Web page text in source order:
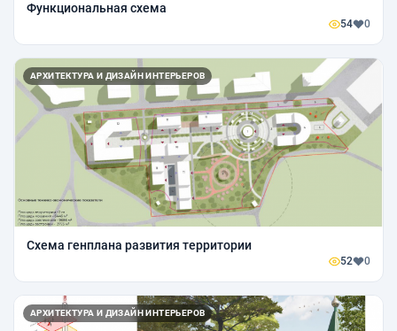
Функциональная схема
54 0
АРХИТЕКТУРА И ДИЗАЙН ИНТЕРЬЕРОВ
Схема генплана развития территории
52 0
АРХИТЕКТУРА И ДИЗАЙН ИНТЕРЬЕРОВ